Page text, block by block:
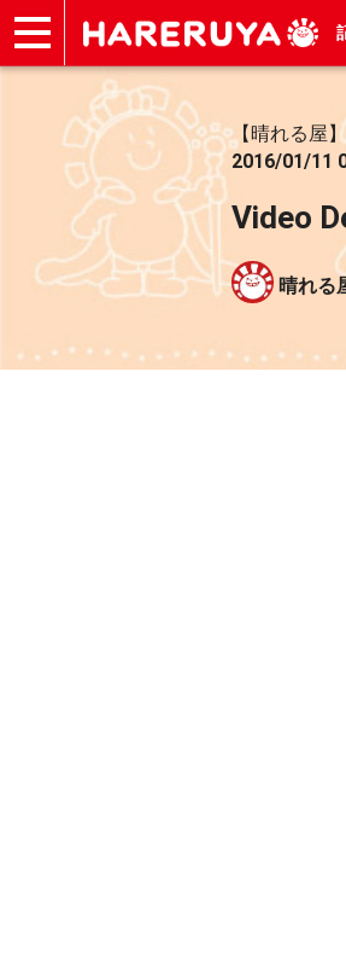
ショップ
デッキ検索
デッキ構築
選手一覧
店舗一覧
イベント
お問い合わせ
【晴れる屋
2016/01/11
Video
晴れる